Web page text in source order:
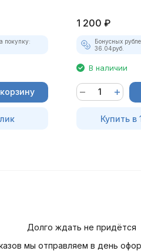
покупку:
1342
1 200 ₽
Бонусных
36.04руб.
В наличии
Купить в
Долго ждать не придётся
мы отправляем в день